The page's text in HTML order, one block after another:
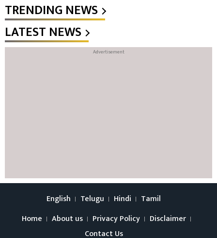
TRENDING NEWS
LATEST NEWS
English Telugu Hindi
Tamil
Home
About us Privacy Policy
Disclaimer
Contact Us